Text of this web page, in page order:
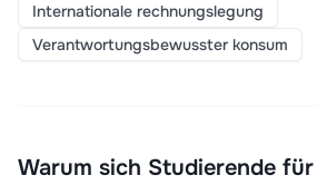
Internationale rechnungslegung
Verantwortungsbewusster konsum
Warum sich Studierende